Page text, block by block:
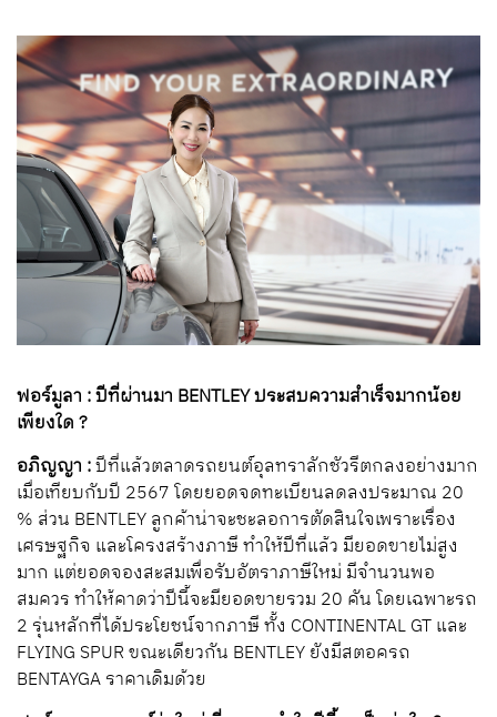
ฟอร์มูลา : ปีที่ผ่านมา BENTLEY ประสบความสำเร็จมากน้อย
เพียงใด ?
อภิญญา :ปีที่แล้วตลาดรถยนต์อุลทราลักชัวรีตกลงอย่างมาก
เมื่อเทียบกับปี 2567 โดยยอดจดทะเบียนลดลงประมาณ 20
% ส่วน BENTLEY ลูกค้าน่าจะชะลอการตัดสินใจเพราะเรื่อง
เศรษฐกิจ และโครงสร้างภาษี ทำให้ปีที่แล้ว มียอดขายไม่สูง
มาก แต่ยอดจองสะสมเพื่อรับอัตราภาษีใหม่ มีจำนวนพอ
สมควร ทำให้คาดว่าปีนี้จะมียอดขายรวม 20 คัน โดยเฉพาะรถ
2 รุ่นหลักที่ได้ประโยชน์จากภาษี ทั้ง CONTINENTAL GT และ
FLYING SPUR ขณะเดียวกัน BENTLEY ยังมีสตอครถ
BENTAYGA ราคาเดิมด้วย